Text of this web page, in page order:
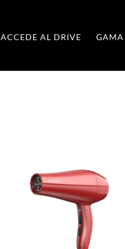
ACCEDE AL DRIVE GAMA